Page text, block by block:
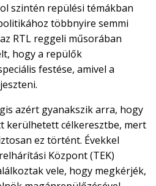
szintén repülési témákban
többnyire semmi
RTL reggeli műsorában
hogy a repülők
festése, amivel a
azért gyanakszik arra, hogy
kerülhetett célkeresztbe, mert
ez történt. Évekkel
Központ (TEK)
vele, hogy megkérjék,